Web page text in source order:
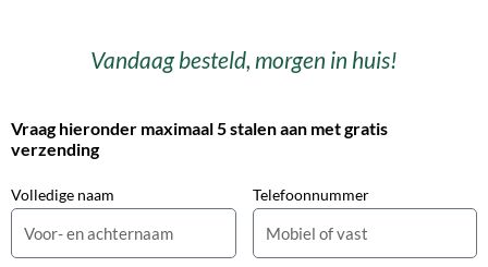
Vraag hieronder maximaal 5 stalen aan met gratis
verzending
Volledige naam Telefoonnummer
Vandaag besteld, morgen in huis!